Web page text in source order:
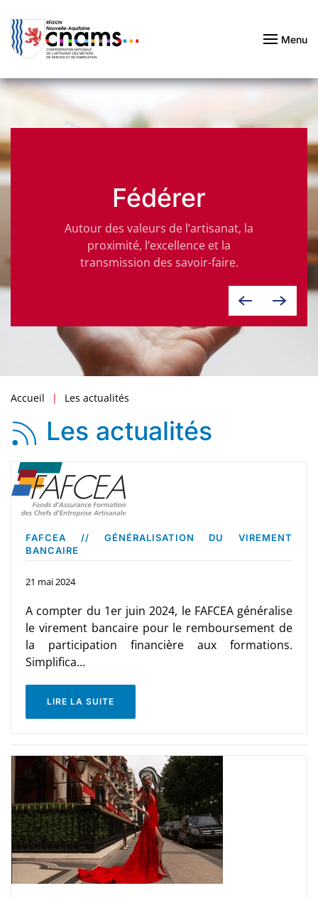
Passer au contenu principal Menu
Fédérer
Autour des valeurs de l’artisanat, la
proximité, l’excellence et la
transmission des savoir-faire.
Accueil Les actualités
Les actualités
FAFCEA // GÉNÉRALISATION DU VIREMENT
BANCAIRE
21 mai 2024
A compter du 1er juin 2024, le FAFCEA généralise
le virement bancaire pour le remboursement de
la participation financière aux formations.
Simplifica…
LIRE LA SUITE